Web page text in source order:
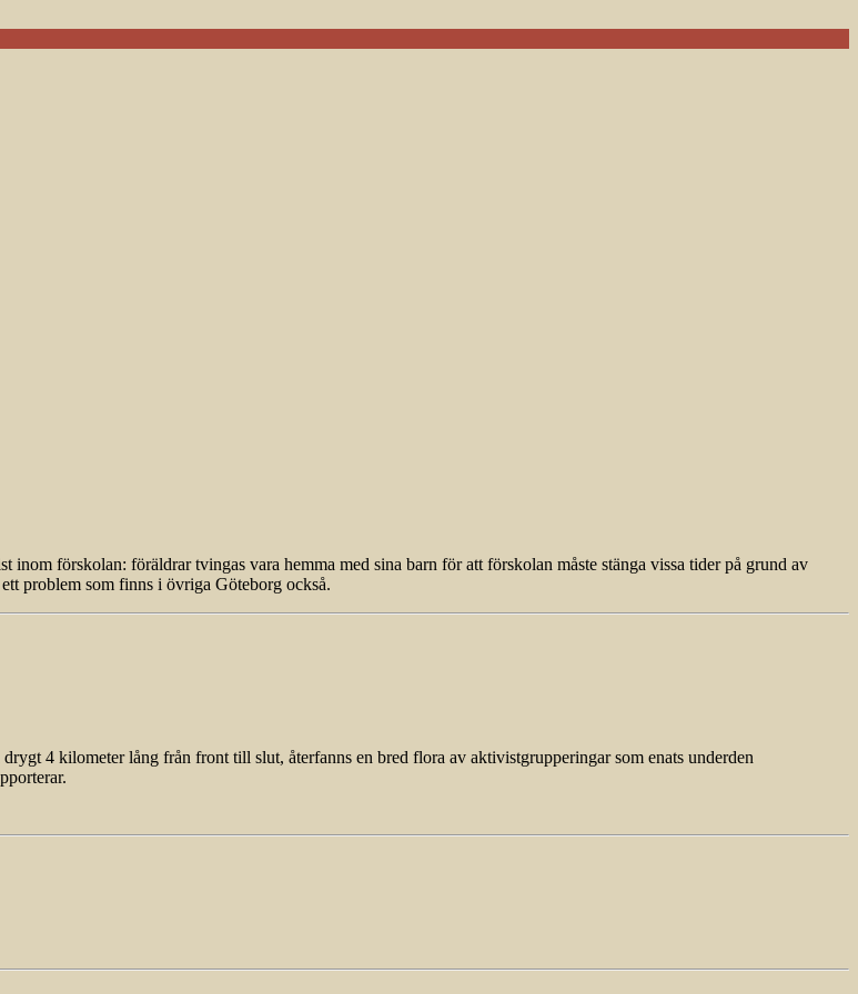
förskolan: föräldrar tvingas vara hemma med sina barn för att förskolan måste stänga vissa tider på grund av
problem som finns i övriga Göteborg också.
4 kilometer lång från front till slut, återfanns en bred flora av aktivistgrupperingar som enats underden